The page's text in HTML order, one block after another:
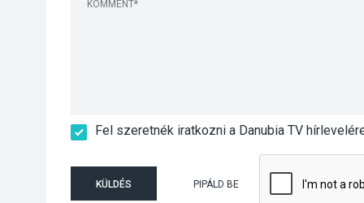
Fel szeretnék iratkozni a Danubia TV
KÜLDÉS PIPÁLD BE